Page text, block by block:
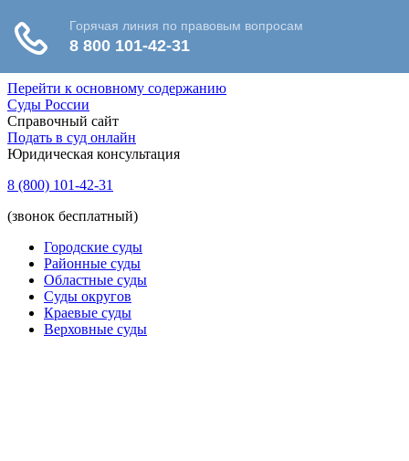
Перейти к основному содержанию
Суды России
Справочный сайт
Подать в суд онлайн
Юридическая консультация
8 (800) 101-42-31
(звонок бесплатный)
Городские суды
Районные суды
Областные суды
Суды округов
Краевые суды
Верховные суды